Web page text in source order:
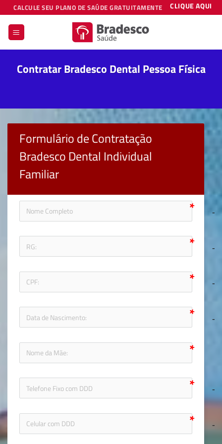
Skip
to
content
CALCULE SEU PLANO DE SAÚDE GRATUITAMENTE CLIQUE AQUI
Contratar Bradesco Dental Pessoa Física
Formulário de Contratação
Bradesco Dental Individual
Familiar
icon-
icon-
icon-
icon-
icon-
icon-